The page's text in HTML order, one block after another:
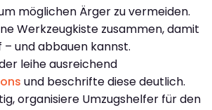
möglichen Ärger zu vermeiden.
Werkzeugkiste zusammen, damit
– und abbauen kannst.
leihe ausreichend
und beschrifte diese deutlich.
organisiere Umzugshelfer für den